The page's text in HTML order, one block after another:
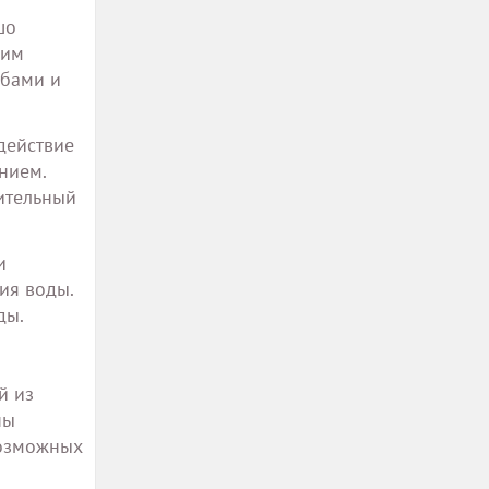
и
воды.
из